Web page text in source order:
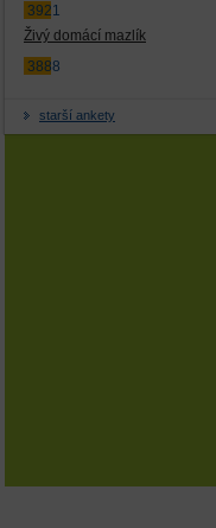
3921
Živý domácí mazlík
3888
starší ankety